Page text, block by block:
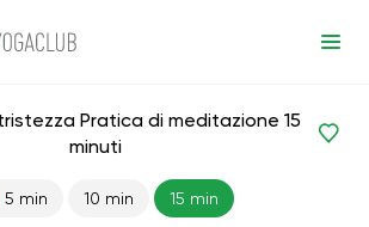
Tristezza
Pratica di meditazione 15
minuti
5 min 10 min 15 min